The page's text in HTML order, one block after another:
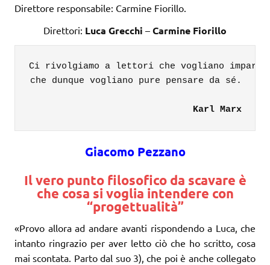
Direttore responsabile: Carmine Fiorillo.
Direttori: Luca Grecchi – Carmine Fiorillo
Ci rivolgiamo a lettori che vogliano
che dunque vogliano pure pensare da sé.
Karl Marx
Giacomo Pezzano
Il vero punto filosofico da scavare è
che cosa si voglia intendere con
“progettualità”
«Provo allora ad andare avanti rispondendo a Luca, che
intanto ringrazio per aver letto ciò che ho scritto, cosa
mai scontata. Parto dal suo 3), che poi è anche collegato